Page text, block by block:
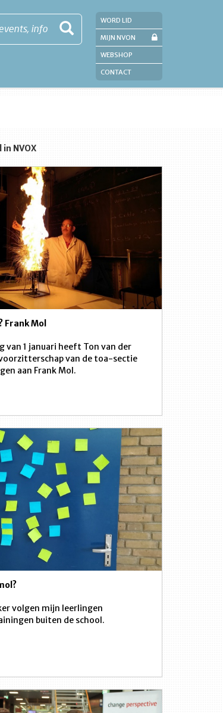
info
WORD LID
MIJN NVON
WEBSHOP
CONTACT
NVOX
Frank Mol
van 1 januari heeft Ton van der
van de toa-sectie
aan Frank Mol.
volgen mijn leerlingen
buiten de school.